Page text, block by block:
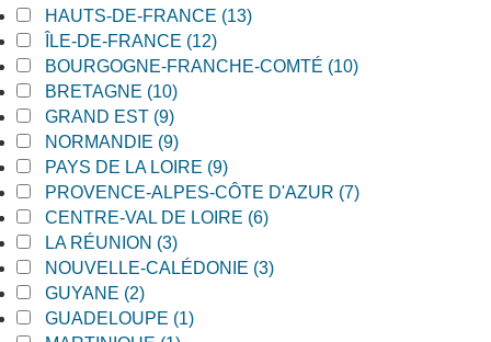
Apply HAUTS-DE-FRANCE filter
HAUTS-DE-FRANCE (13)
Apply HAUTS-DE-FRANCE filter
Apply ÎLE-DE-FRANCE filter
ÎLE-DE-FRANCE (12)
Apply ÎLE-DE-FRANCE filter
Apply BOURGOGNE-FRANCHE-COMTÉ filter
BOURGOGNE-FRANCHE-COMTÉ (10)
Apply BOURGOGNE-FRANCHE-COMTÉ filter
Apply BRETAGNE filter
BRETAGNE (10)
Apply BRETAGNE filter
Apply GRAND EST filter
GRAND EST (9)
Apply GRAND EST filter
Apply NORMANDIE filter
NORMANDIE (9)
Apply NORMANDIE filter
Apply PAYS DE LA LOIRE filter
PAYS DE LA LOIRE (9)
Apply PAYS DE LA LOIRE filter
Apply PROVENCE-ALPES-CÔTE D'AZUR filter
PROVENCE-ALPES-CÔTE D'AZUR (7)
Apply PROVENCE-ALPES-CÔTE D'AZUR filter
Apply CENTRE-VAL DE LOIRE filter
CENTRE-VAL DE LOIRE (6)
Apply CENTRE-VAL DE LOIRE filter
Apply LA RÉUNION filter
LA RÉUNION (3)
Apply LA RÉUNION filter
Apply NOUVELLE-CALÉDONIE filter
NOUVELLE-CALÉDONIE (3)
Apply NOUVELLE-CALÉDONIE filter
Apply GUYANE filter
GUYANE (2)
Apply GUYANE filter
Apply GUADELOUPE filter
GUADELOUPE (1)
Apply GUADELOUPE filter